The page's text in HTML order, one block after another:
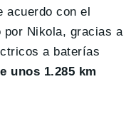
con el
por Nikola, gracias a
a baterías
unos 1.285 km